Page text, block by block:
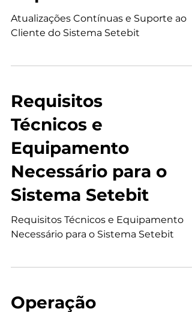
Loterias
Populares.
Requisitos
Técnicos e
Equipamento
Necessário para o
Sistema Setebit